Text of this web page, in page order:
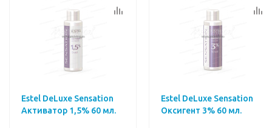
Estel DeLuxe Sensation
Активатор 1,5% 60 мл.
Estel DeLuxe Sensation
Оксигент 3% 60 мл.